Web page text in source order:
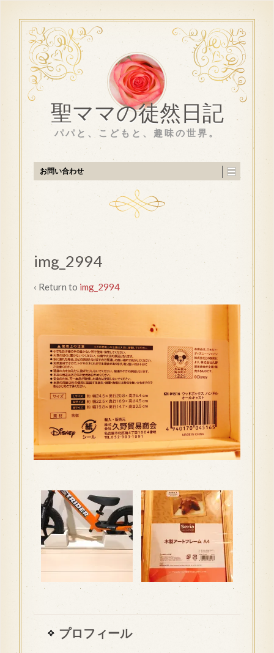
聖ママの徒然日記
パパと、こどもと、趣味の世界。
お問い合わせ
img_2994
‹ Return to img_2994
プロフィール